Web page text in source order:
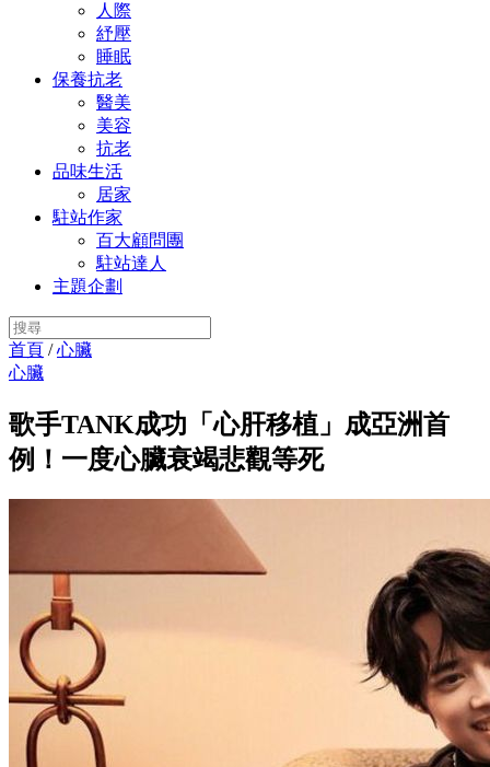
人際
紓壓
睡眠
保養抗老
醫美
美容
抗老
品味生活
居家
駐站作家
百大顧問團
駐站達人
主題企劃
首頁 /心臟
心臟
歌手TANK成功「心肝移植」成亞洲首
例！一度心臟衰竭悲觀等死